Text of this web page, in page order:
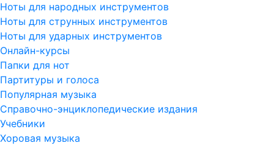
Ноты для народных инструментов
Ноты для струнных инструментов
Ноты для ударных инструментов
Онлайн-курсы
Папки для нот
Партитуры и голоса
Популярная музыка
Справочно-энциклопедические издания
Учебники
Хоровая музыка